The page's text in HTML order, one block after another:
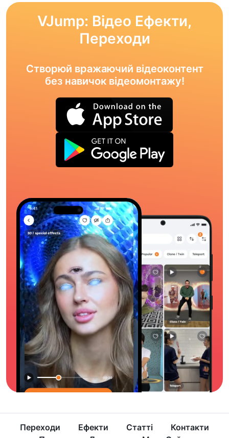
VJump: Відео Ефекти,
Переходи
Створюй вражаючий відеоконтент
без навичок відеомонтажу!
Переходи Ефекти Статті
Контакти